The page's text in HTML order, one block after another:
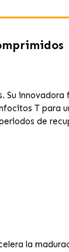
innovadora
T para
de
la